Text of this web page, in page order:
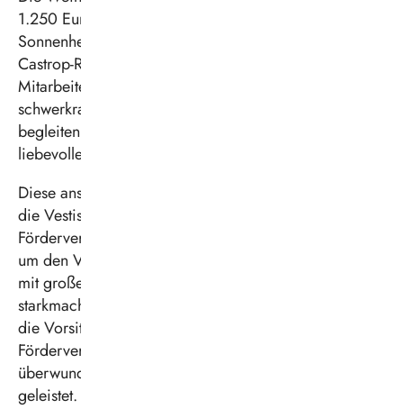
1.250 Euro kommt diesmal dem Kinderhospiz
Sonnenherz zugute, das an der Stadtgrenze von
Castrop-Rauxel und Dortmund entsteht. Die
Mitarbeitenden und ehrenamtlichen Kräfte werden dort
schwerkranke Kinder in ihrer letzten Lebensphase
begleiten und ihnen sowie ihren Angehörigen
liebevolle Unterstützung bieten.
Diese anspruchsvolle und wichtige Arbeit unterstützt
die Vestische gerne. Die Spendensumme geht an den
Förderverein des Kinderhospizes, dessen Mitglieder
um den Vorsitzenden Norbert Schilff sich seit Jahren
mit großem Einsatz für den Bau des Hauses
starkmachen. Gemeinsam mit der Hospiz-Stiftung um
die Vorsitzende Elisabeth Grümer hat der
Förderverein in den vergangenen Jahren viele Hürden
überwunden und nicht selten mühselige Pionierarbeit
geleistet.